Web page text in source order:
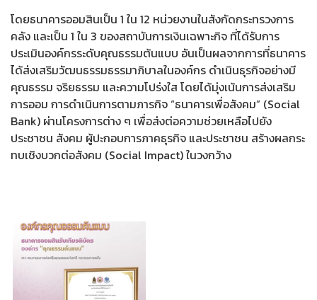
โดยธนาคารออมสินเป็น 1 ใน 12 หน่วยงานในสังกัดกระทรวงการ
คลัง และเป็น 1 ใน 3 ของสถาบันการเงินเฉพาะกิจ ที่ได้รับการ
ประเมินองค์กรระดับคุณธรรมต้นแบบ อันเป็นผลจากการที่ธนาคาร
ได้ส่งเสริมวัฒนธรรมธรรมาภิบาลในองค์กร ดำเนินธุรกิจอย่างมี
คุณธรรม จริยธรรม และความโปร่งใส โดยได้มุ่งเน้นการส่งเสริม
การออม การดำเนินการตามภารกิจ “ธนาคารเพื่อสังคม” (Social
Bank) ผ่านโครงการต่าง ๆ เพื่อส่งต่อความช่วยเหลือไปยัง
ประชาชน สังคม ผู้ปะกอบการภาคธุรกิจ และประชาชน สร้างผลกระ
ทบเชิงบวกต่อสังคม (Social Impact) ในวงกว้าง